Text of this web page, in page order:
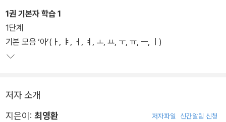
1권 기본자 학습 1
1단계
기본 모음 ‘아’(ㅏ, ㅑ, ㅓ, ㅕ, ㅗ, ㅛ, ㅜ, ㅠ, ㅡ, ㅣ)
저자 소개
지은이: 최영환 저자파일 신간알림 신청